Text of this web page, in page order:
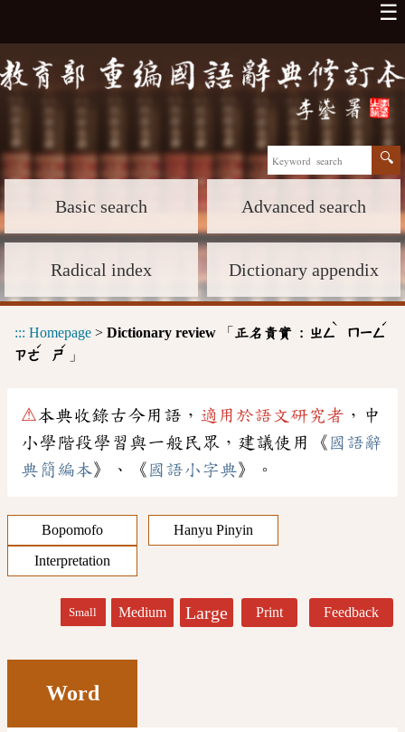
☰
Basic search Advanced search
Radical index Dictionary appendix
::: Homepage > Dictionary review 「 正名責實 : ㄓㄥ
ˋ
ㄇㄧㄥ
ˊ
ㄗㄜ
ˊ
ㄕ
ˊ
」
⚠本典收錄古今用語， 適用於語文研究者 ，中
小學階段學習與一般民眾，建議使用《 國語辭
典簡編本》、《 國語小字典》。
Bopomofo
Hanyu Pinyin
Interpretation
Small Medium Large Print Feedback
Word